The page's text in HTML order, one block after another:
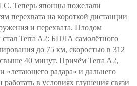
Теперь японцы пожелали
перехвата на короткой дистанции
и перехвата. Плодом
стал Terra A2: БПЛА самолётного
до 75 км, скоростью в 312
40 минут. Причём Terra A2,
радара» и дальнего
работать в условиях глушения связи